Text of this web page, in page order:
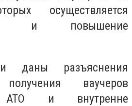
осуществляется
и повышение
даны разъяснения
получения ваучеров
АТО и внутренне